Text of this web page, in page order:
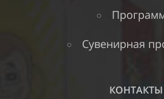
Сувенирная
КОНТАКТЫ